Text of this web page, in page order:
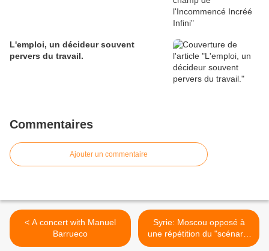
L'emploi, un décideur souvent
pervers du travail.
Commentaires
Ajouter un commentaire
< A concert with Manuel
Barrueco
Syrie: Moscou opposé à
une répétition du "scénario
libyen" >